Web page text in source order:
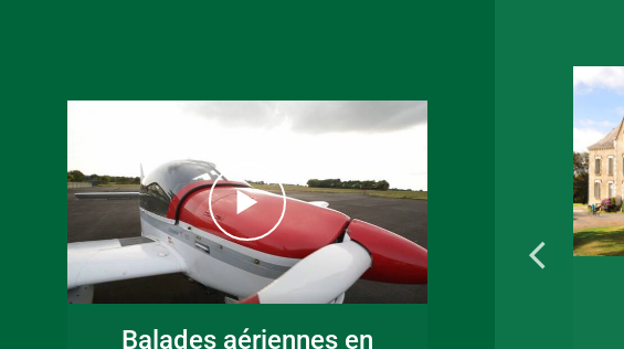
Balades aériennes en
16 juin 2026
Fête de la musique